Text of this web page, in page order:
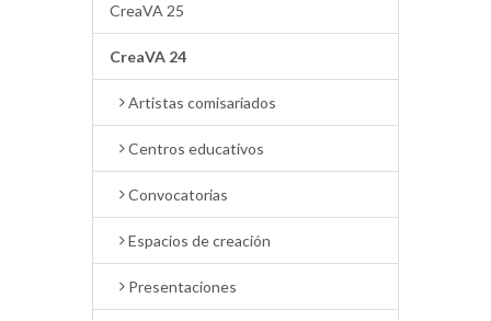
CreaVA 25
CreaVA 24
Artistas comisariados
Centros educativos
Convocatorias
Espacios de creación
Presentaciones